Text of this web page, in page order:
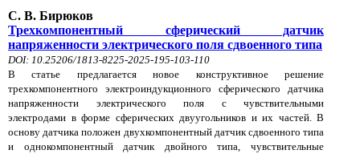
С. В. Бирюков
Трехкомпонентный сферический датчик
напряженности электрического поля сдвоенного типа
DOI: 10.25206/1813-8225-2025-195-103-110
В статье предлагается новое конструктивное решение
трехкомпонентного электроиндукционного сферического датчика
напряженности электрического поля с чувствительными
электродами в форме сферических двуугольников и их частей. В
основу датчика положен двухкомпонентный датчик сдвоенного типа
и однокомпонентный датчик двойного типа, чувствительные